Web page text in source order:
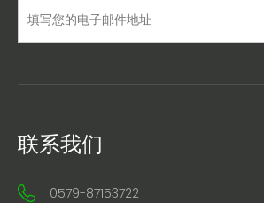
联系我们
0579-87153722